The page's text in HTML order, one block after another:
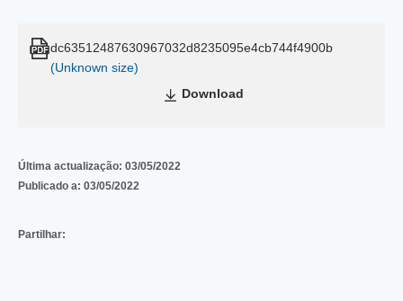
dc63512487630967032d8235095e4cb744f4900b
(Unknown size)
Download
Última actualização: 03/05/2022
Publicado a: 03/05/2022
Partilhar: